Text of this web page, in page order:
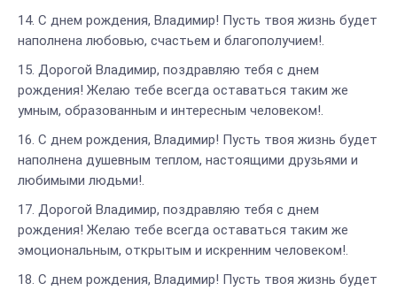
С днем рождения, Владимир! Пусть твоя жизнь будет
наполнена любовью, счастьем и благополучием!.
Дорогой Владимир, поздравляю тебя с днем
рождения! Желаю тебе всегда оставаться таким же
умным, образованным и интересным человеком!.
С днем рождения, Владимир! Пусть твоя жизнь будет
наполнена душевным теплом, настоящими друзьями и
любимыми людьми!.
Дорогой Владимир, поздравляю тебя с днем
рождения! Желаю тебе всегда оставаться таким же
эмоциональным, открытым и искренним человеком!.
С днем рождения, Владимир! Пусть твоя жизнь будет